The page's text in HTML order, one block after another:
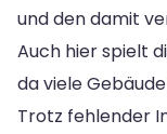
und den damit
Auch hier spielt
da viele
Trotz fehlender